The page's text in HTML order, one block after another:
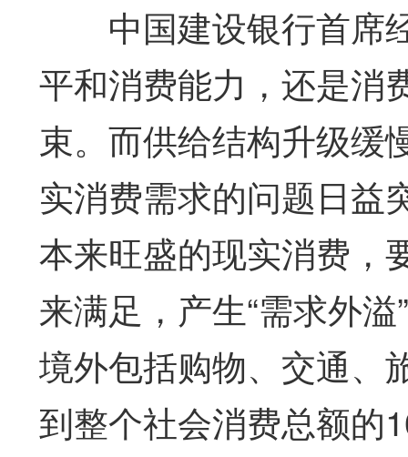
中国建设银行首席
平和消费能力，还是消
束。而供给结构升级缓
实消费需求的问题日益
本来旺盛的现实消费，
来满足，产生“需求外
境外包括购物、交通、
到整个社会消费总额的